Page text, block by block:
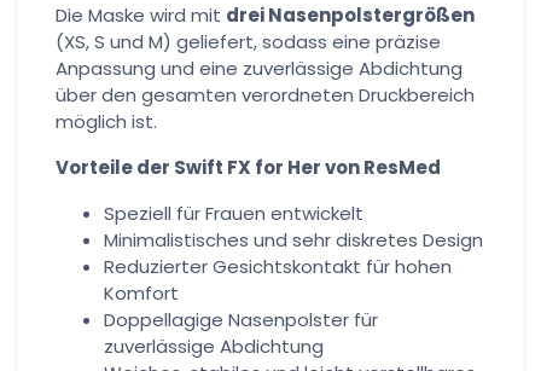
Die Maske wird mit drei Nasenpolstergrößen
(XS, S und M) geliefert, sodass eine präzise
Anpassung und eine zuverlässige Abdichtung
über den gesamten verordneten Druckbereich
möglich ist.
Vorteile der Swift FX for Her von ResMed
Speziell für Frauen entwickelt
Minimalistisches und sehr diskretes Design
Reduzierter Gesichtskontakt für hohen
Komfort
Doppellagige Nasenpolster für
zuverlässige Abdichtung